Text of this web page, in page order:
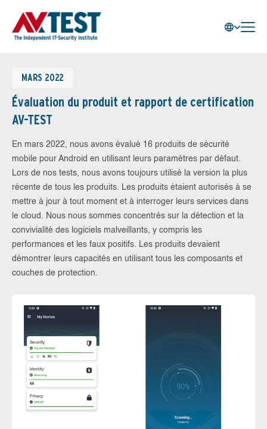
MARS 2022
Évaluation du produit et rapport de certification
AV-TEST
En mars 2022, nous avons évalué 16 produits de sécurité
mobile pour Android en utilisant leurs paramètres par défaut.
Lors de nos tests, nous avons toujours utilisé la version la plus
récente de tous les produits. Les produits étaient autorisés à se
mettre à jour à tout moment et à interroger leurs services dans
le cloud. Nous nous sommes concentrés sur la détection et la
convivialité des logiciels malveillants, y compris les
performances et les faux positifs. Les produits devaient
démontrer leurs capacités en utilisant tous les composants et
couches de protection.